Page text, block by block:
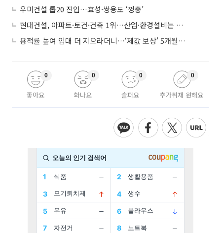
우미건설 톱20 진입…효성·쌍용도 ‘껑충’
현대건설, 아파트·토건·건축 1위…산업·환경설비는 삼성E&A
용적률 높여 임대 더 지으라더니…‘제값 보상’ 5개월째 국회에 발목
좋아요
0
화나요
0
슬퍼요
0
추가취재 원해요
0